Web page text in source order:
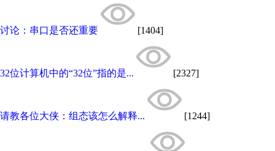
讨论：串口是否还重要 [1404]
32位计算机中的“32位”指的是... [2327]
请教各位大侠：组态该怎么解释... [1244]